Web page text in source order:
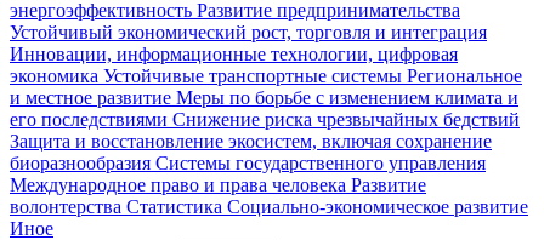
энергоэффективность Развитие предпринимательства
Устойчивый экономический рост, торговля и интеграция
Инновации, информационные технологии, цифровая
экономика Устойчивые транспортные системы Региональное
и местное развитие Меры по борьбе с изменением климата и
его последствиями Снижение риска чрезвычайных бедствий
Защита и восстановление экосистем, включая сохранение
биоразнообразия Системы государственного управления
Международное право и права человека Развитие
волонтерства Статистика Социально-экономическое развитие
Иное